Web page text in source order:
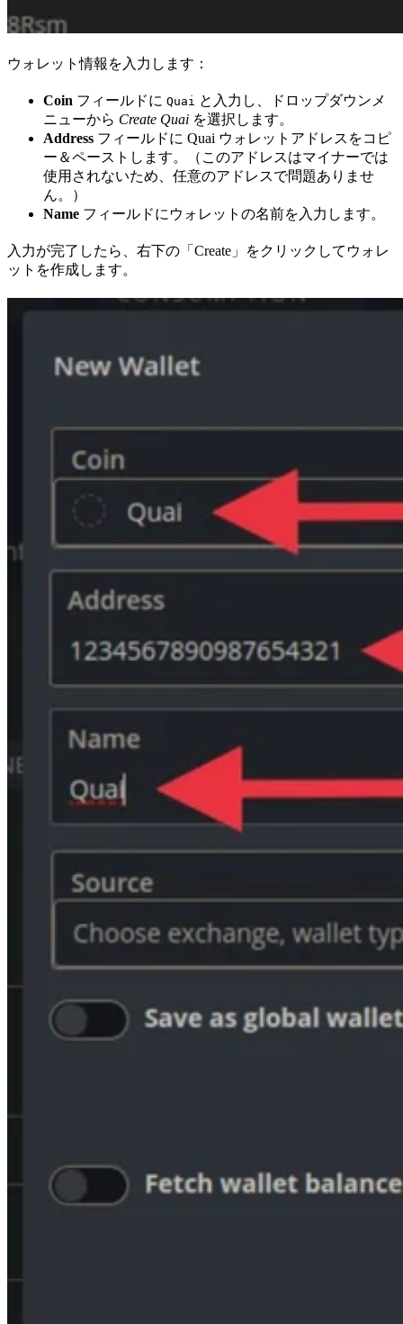
ウォレット情報を入力します：
Coin フィールドに Quai と入力し、ドロップダウンメ
ニューから Create Quai を選択します。
Address フィールドに Quai ウォレットアドレスをコピ
ー＆ペーストします。（このアドレスはマイナーでは
使用されないため、任意のアドレスで問題ありませ
ん。）
Name フィールドにウォレットの名前を入力します。
入力が完了したら、右下の「Create」をクリックしてウォレ
ットを作成します。